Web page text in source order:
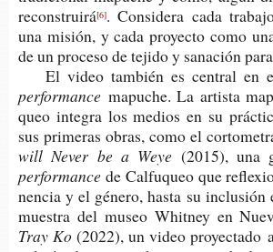
reconstruirá[6]. Con­si­de­ra cada
una misión, y cada pro­yec­to como
de un pro­ce­so de teji­do y sana­ción
El video tam­bién es cen­tral en
performancemapu­che. La artis­ta
queo inte­gra los medios en su
sus pri­me­ras obras, como el
will Never be a Weye (2015), una
performance de Cal­fu­queo que
nen­cia y el géne­ro, hasta su inclu­sión
mues­tra del museo Whit­ney en
Tray Ko (2022), un video pro­yec­ta­do